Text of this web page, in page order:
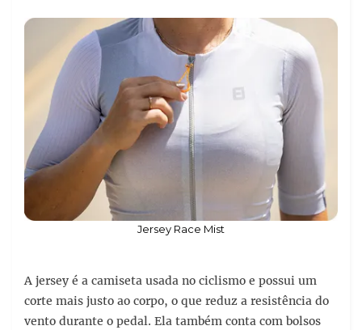
Jersey Race Mist
A jersey é a camiseta usada no ciclismo e possui um
corte mais justo ao corpo, o que reduz a resistência do
vento durante o pedal. Ela também conta com bolsos